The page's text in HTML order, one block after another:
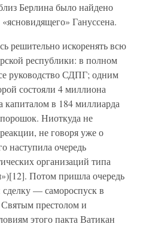
Берлина было найдено
Гануссена.
решительно искоренять всю
республики: в полном
руководство СДПГ; одним
состояли 4 миллиона
капиталом в 184 миллиарда
Ниоткуда не
не говоря уже о
наступила очередь
организаций типа
Потом пришла очередь
— самороспуск в
престолом и
этого пакта Ватикан